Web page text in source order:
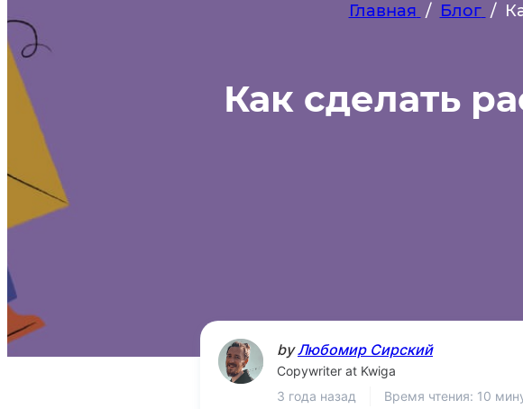
Главная / Блог /
Как сделать
byЛюбомир Сирский
Copywriter at Kwiga
3 года назад
Время чтения: 10